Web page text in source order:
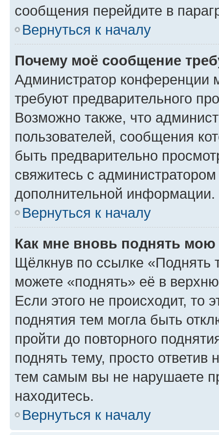
сообщения перейдите в
Вернуться к началу
Почему моё сообщение
Администратор конференции
требуют предварительного
Возможно также, что
пользователей, сообщения
быть предварительно
свяжитесь с
дополнительной информации.
Вернуться к началу
Как мне вновь поднять мою
Щёлкнув по ссылке «Поднять
можете «поднять» её в
Если этого не происходит, то
поднятия тем могла быть
пройти до повторного
поднять тему, просто ответив
тем самым вы не нарушаете
находитесь.
Вернуться к началу